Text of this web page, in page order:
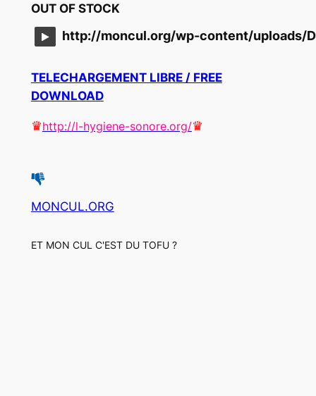
OUT OF STOCK
http://moncul.org/wp-content/uploads/
TELECHARGEMENT LIBRE / FREE
DOWNLOAD
♛http://l-hygiene-sonore.org/♛
MONCUL.ORG
ET MON CUL C'EST DU TOFU ?